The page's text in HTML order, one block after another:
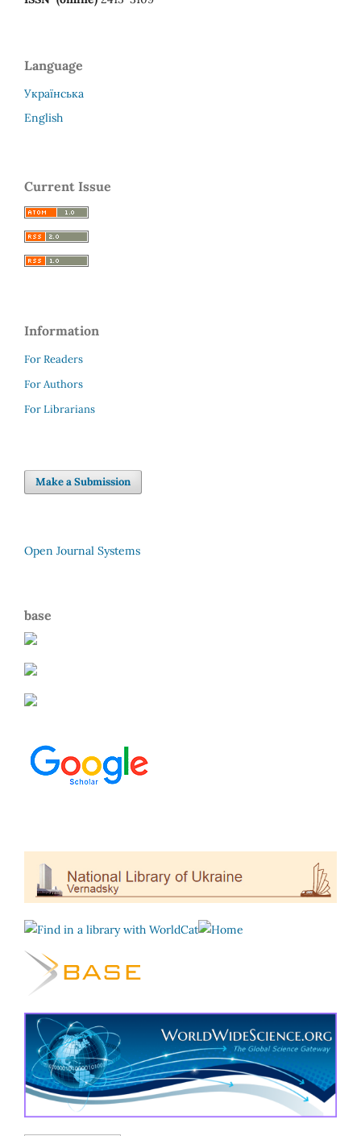
Language
Українська
English
Current Issue
Information
For Readers
For Authors
For Librarians
Make a Submission
Open Journal Systems
base